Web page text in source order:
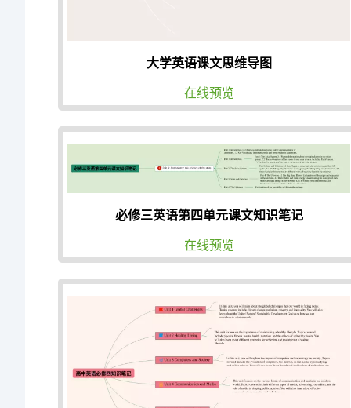
大学英语课文思维导图
在线预览
必修三英语第四单元课文知识笔记
在线预览